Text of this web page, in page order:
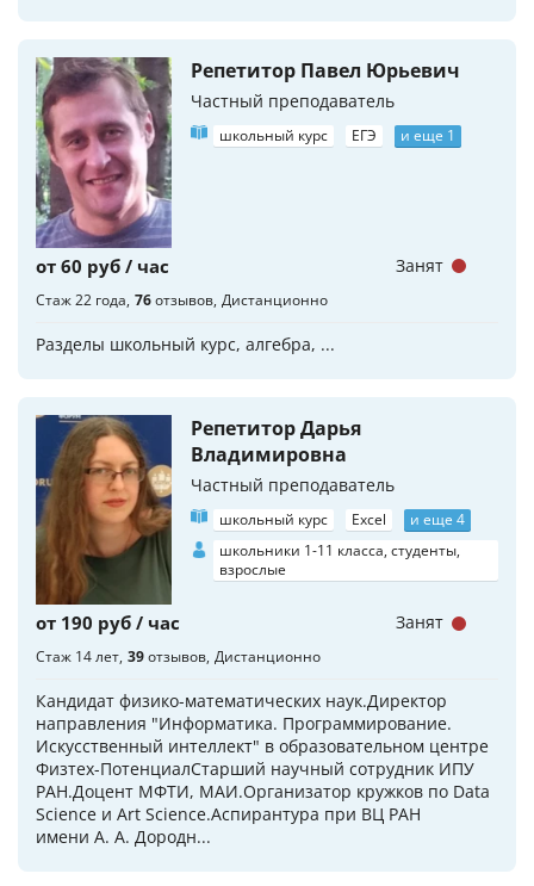
Репетитор Павел Юрьевич
Частный преподаватель
школьный курс ЕГЭ и еще 1
от 60 руб / час
Стаж 22 года 76отзывов Дистанционно
Разделы школьный курс, алгебра, ...
Занят
Репетитор Дарья
Владимировна
Частный преподаватель
школьный курс Excel
и еще 4
школьники 1-11 класса, студенты,
взрослые
от 190 руб / час
Стаж 14 лет 39отзывов Дистанционно
Кандидат физико-математических наук.Директор
направления "Информатика. Программирование.
Искусственный интеллект" в образовательном центре
Физтех-ПотенциалСтарший научный сотрудник ИПУ
РАН.Доцент МФТИ, МАИ.Организатор кружков по Data
Science и Art Science.Аспирантура при ВЦ РАН
имени А. А. Дородн...
Занят